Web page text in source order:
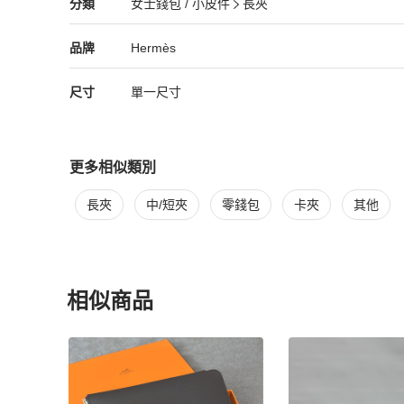
分類 女士錢包 / 小皮件
長夾
女士錢包 / 小皮件/長夾推薦
品牌
Hermès 精品女士錢包 / 小皮件
Hermès
Hermès 推薦清單
尺寸 單一尺寸
更多相似類別
更多Hermès女士錢包 / 小皮件 相似商品推薦
長夾 中/短夾 零錢包 卡夾 其他
相似商品
更多相似Hermès女士錢包 / 小皮件 推薦精品